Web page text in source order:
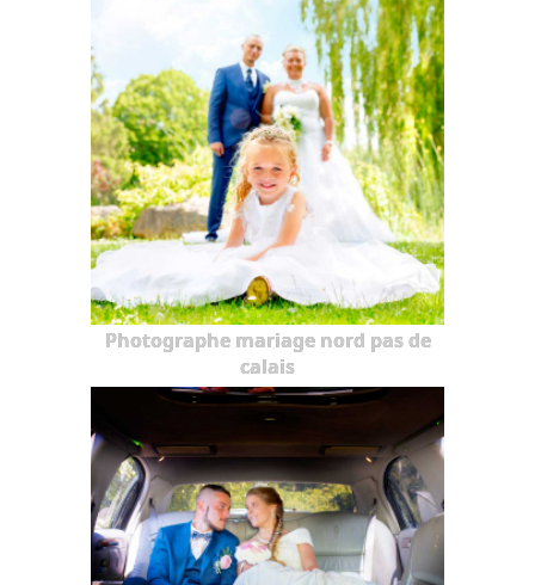
Photographe mariage nord pas de
calais